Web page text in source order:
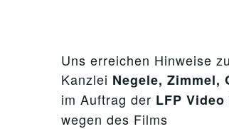
Uns erreichen Hinweise
Kanzlei Negele, Zimmel,
im Auftrag der LFP Video
wegen des Films